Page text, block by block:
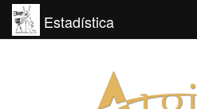
Estadística